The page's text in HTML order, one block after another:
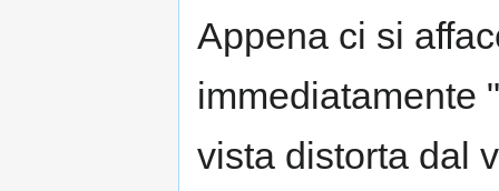
Appena ci si
immediatamente
vista distorta dal